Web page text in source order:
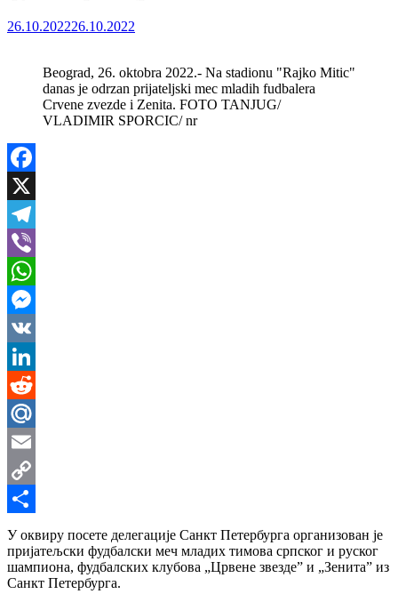
26.10.202226.10.2022
Beograd, 26. oktobra 2022.- Na stadionu "Rajko Mitic"
danas je odrzan prijateljski mec mladih fudbalera
Crvene zvezde i Zenita. FOTO TANJUG/
VLADIMIR SPORCIC/ nr
Facebook
X
Telegram
Viber
WhatsApp
Messenger
VK
LinkedIn
Reddit
Mail.Ru
Email
Copy
Link
Share
У оквиру посете делегације Санкт Петербурга организован је
пријатељски фудбалски меч младих тимова српског и руског
шампиона, фудбалских клубова „Црвене звезде” и „Зенита” из
Санкт Петербурга.